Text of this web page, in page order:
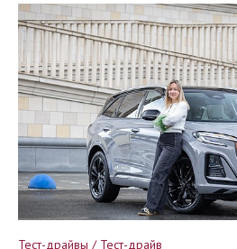
Тест-драйвы / Тест-драйв